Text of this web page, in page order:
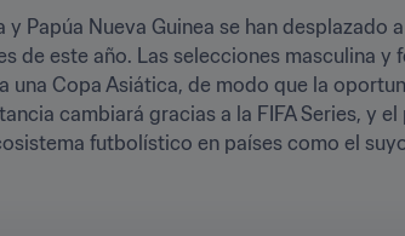
Papúa Nueva Guinea se han desplazado
de este año. Las selecciones masculina y
una Copa Asiática, de modo que la
cambiará gracias a la FIFA Series, y
futbolístico en países como el